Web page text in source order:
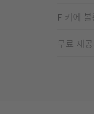
F 키에
무료 제